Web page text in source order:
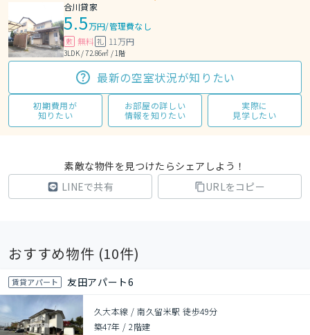
合川貸家
5.5万円/管理費なし
敷 無料 礼 11万円
3LDK / 72.86㎡ / 1階
最新の空室状況が知りたい
初期費用が
知りたい
お部屋の詳しい
情報を知りたい
実際に
見学したい
素敵な物件を見つけたらシェアしよう！
LINEで共有
URLをコピー
おすすめ物件 (10件)
賃貸アパート 友田アパート6
久大本線 / 南久留米駅 徒歩49分
築47年 /2階建